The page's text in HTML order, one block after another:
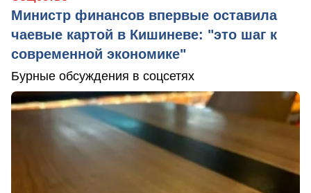
Министр финансов впервые оставила
чаевые картой в Кишиневе: "это шаг к
современной экономике"
Бурные обсуждения в соцсетях